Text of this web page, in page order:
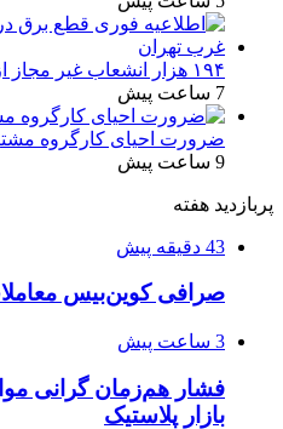
۱۹۴ هزار انشعاب غیر مجاز از شبکه برق جمع‌آوری شد
7 ساعت پیش
ضرورت احیای کارگروه
9 ساعت پیش
پربازدید هفته
43 دقیقه پیش
صرافی کوین‌بیس معاملات ۶ رمزارز را
3 ساعت پیش
فشار هم‌زمان گرانی
بازار پلاستیک